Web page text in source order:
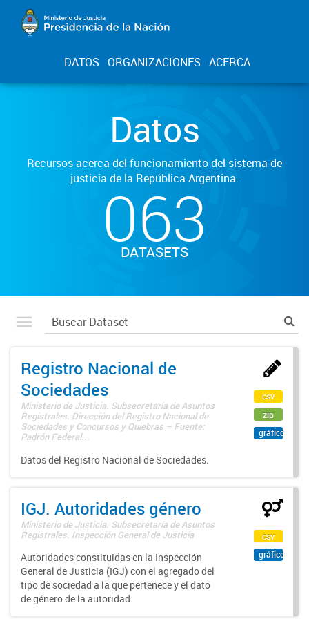
DATOS ORGANIZACIONES ACERCA
Datos
Recursos acerca del funcionamiento del sistema de
justicia de la República Argentina.
063
DATASETS
Registro Nacional de
Sociedades
Ministerio de Justicia. Subsecretaría de Asuntos
Registrales. Dirección del Registro Nacional de
Sociedades y Concursos y Quiebras – Fuente:
Padrón Federal...
Datos del Registro Nacional de Sociedades.
csv
zip
gráfico
IGJ. Autoridades género
Ministerio de Justicia. Subsecretaría de Asuntos
Registrales. Inspección General de Justicia
Autoridades constituidas en la Inspección
General de Justicia (IGJ) con el agregado del
tipo de sociedad a la que pertenece y el dato
de género de la autoridad.
csv
gráfico